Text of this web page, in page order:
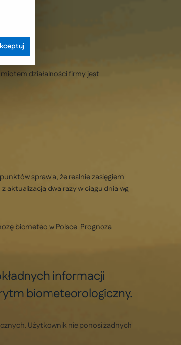
działalności firmy jest
sprawia, że realnie zasięgiem
aktualizacją dwa razy w ciągu dnia wg
biometeo w Polsce. Prognoza
informacji
biometeorologiczny.
Użytkownik nie ponosi żadnych